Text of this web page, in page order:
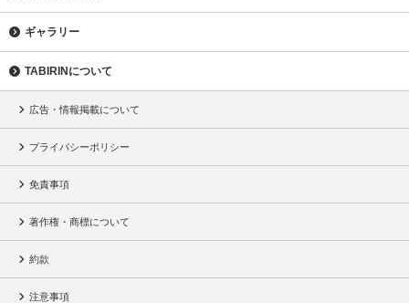
ギャラリー
TABIRINについて
広告・情報掲載について
プライバシーポリシー
免責事項
著作権・商標について
約款
注意事項